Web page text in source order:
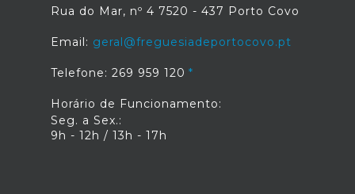
Rua do Mar, nº 4 7520 - 437 Porto Covo
Email: geral@freguesiadeportocovo.pt
Telefone: 269 959 120
Horário de Funcionamento:
Seg. a Sex.:
9h - 12h / 13h - 17h